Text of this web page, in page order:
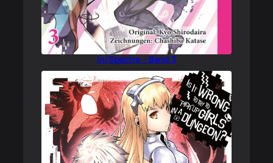
In/Spectre – Band 3